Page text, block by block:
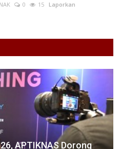
0 15 Laporkan
APTIKNAS Dorong